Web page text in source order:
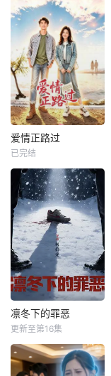
爱情正路过
已完结
凛冬下的罪恶
更新至第16集